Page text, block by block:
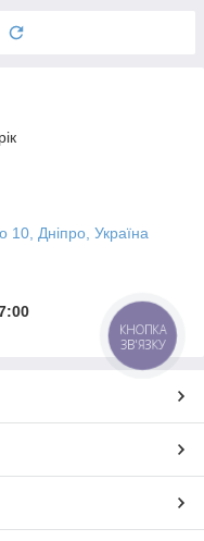
Дніпро, Україна
КНОПКА
ЗВ'ЯЗКУ